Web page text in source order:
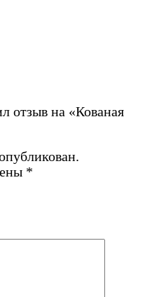
отзыв на «Кованая
*